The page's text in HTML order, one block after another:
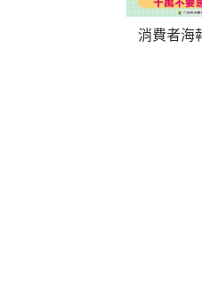
消費者海